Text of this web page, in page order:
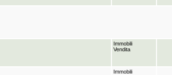
Immobili
Vendita
Immobili